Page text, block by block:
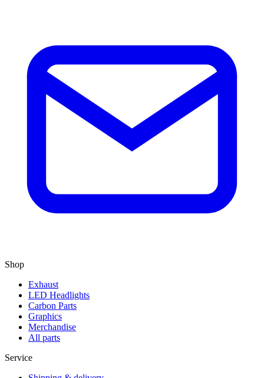
Shop
Exhaust
LED Headlights
Carbon Parts
Graphics
Merchandise
All parts
Service